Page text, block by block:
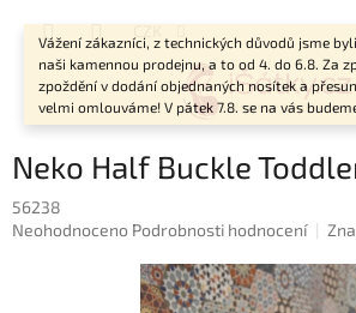
Vážení zákazníci, z technických důvodů jsme
naši kamennou prodejnu, a to od 4. do 6.8. Za
zpoždění v dodání objednaných nosítek a
velmi omlouváme! V pátek 7.8. se na vás
CZK
Neko Half Buckle
56238
Průměrné
Neohodnoceno Podrobnosti hodnocení